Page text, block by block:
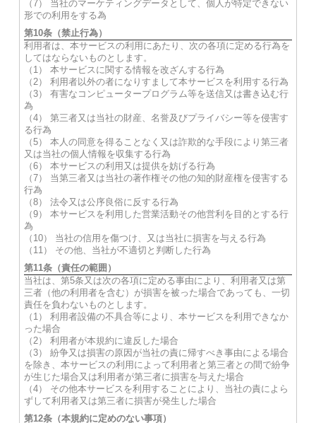
（7） 当社のマーケティングデータとして、個人が特定できない
形での利用をする為
第10条（禁止行為）
利用者は、本サービスの利用にあたり、次の各項に定める行為を
してはならないものとします。
（1） 本サービスに関する情報を改ざんする行為
（2） 利用者以外の者になりすまして本サービスを利用する行為
（3） 有害なコンピュータープログラム等を送信又は書き込む行
為
（4） 第三者又は当社の財産、名誉及びプライバシー等を侵害す
る行為
（5） 本人の同意を得ることなく又は詐欺的な手段により第三者
又は当社の個人情報を収集する行為
（6） 本サービスの利用又は提供を妨げる行為
（7） 当第三者又は当社の著作権その他の知的財産権を侵害する
行為
（8） 法令又は公序良俗に反する行為
（9） 本サービスを利用した営業活動その他営利を目的とする行
為
（10） 当社の信用を傷つけ、又は当社に損害を与える行為
（11） その他、当社が不適切と判断した行為
第11条（責任の範囲）
当社は、第5条又は次の各項に定める事由により、利用者又は第
三者（他の利用者を含む）が損害を被った場合であっても、一切
責任を負わないものとします。
（1） 利用者設備の不具合等により、本サービスを利用できなか
った場合
（2） 利用者が本規約に違反した場合
（3） 紛争又は損害の原因が当社の責に帰すべき事由による場合
を除き、本サービスの利用によって利用者と第三者との間で紛争
が生じた場合又は利用者が第三者に損害を与えた場合
（4） その他本サービスを利用することにより、当社の責によら
ずして利用者又は第三者に損害が発生した場合
第12条（本規約に定めのない事項）